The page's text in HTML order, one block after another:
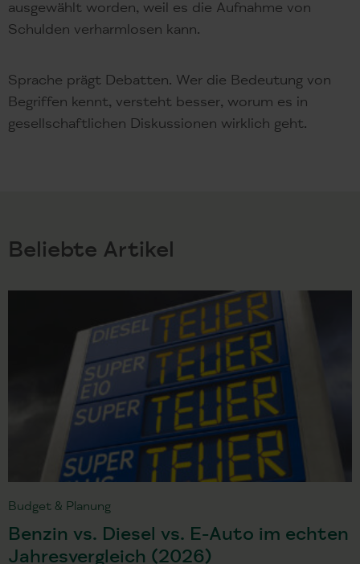
ausgewählt worden, weil es die Aufnahme von
Schulden verharmlosen kann.
Sprache prägt Debatten. Wer die Bedeutung von
Begriffen kennt, versteht besser, worum es in
gesellschaftlichen Diskussionen wirklich geht.
Beliebte Artikel
Budget & Planung
Benzin vs. Diesel vs. E-Auto im echten
Jahresvergleich (2026)